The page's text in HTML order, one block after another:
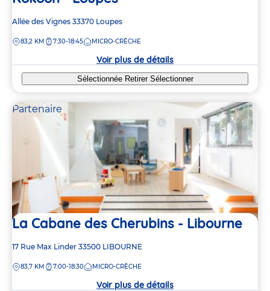
Adresse
la
Allée des Vignes 33370 Loupes
DISTANCE
83,2 KM 7:30-18:45 MICRO-CRÈCHE
Voir plus de détails
Sélectionnée Retirer Sélectionner
Partenaire
La Cabane des Cherubins - Libourne
Adresse
la
17 Rue Max Linder 33500 LIBOURNE
DISTANCE
83,7 KM 7:00-18:30 MICRO-CRÈCHE
Voir plus de détails